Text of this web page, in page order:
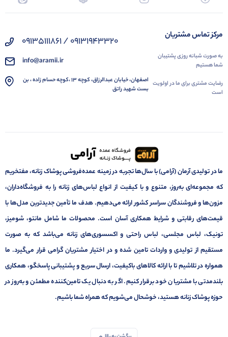
مرکز تماس مشتریان
به صورت شبانه روزی پشتیبان
شما هستیم
رضایت مشتری برای ما در اولویت
است
09131943320 / 09135111861
info@aramii.ir
اصفهان، خیابان عبدالرزاق، کوچه 13 ،کوچه حسام زاده ، بن
بست شهید راتق
ما در تولیدی آرمان (آرامی) با سال‌ها تجربه در زمینه عمده‌فروشی پوشاک زنانه، مفتخریم
که مجموعه‌ای به‌روز، متنوع و با کیفیت از انواع لباس‌های زنانه را به فروشگاه‌داران،
مزون‌ها و فروشندگان سراسر کشور ارائه می‌دهیم. هدف ما تأمین جدیدترین مدل‌ها با
قیمت‌های رقابتی و شرایط همکاری آسان است. محصولات ما شامل مانتو، شومیز،
تونیک، لباس مجلسی، لباس راحتی و اکسسوری‌های زنانه می‌باشد که به صورت
مستقیم از تولیدی و واردات تامین شده و در اختیار مشتریان گرامی قرار می‌گیرد. ما
همواره در تلاشیم تا با ارائه کالاهای باکیفیت، ارسال سریع و پشتیبانی پاسخگو، همکاری
بلندمدتی با مشتریان خود برقرار کنیم. اگر به دنبال یک تامین‌کننده مطمئن و به‌روز در
حوزه پوشاک زنانه هستید، خوشحال می‌شویم که همراه شما باشیم.